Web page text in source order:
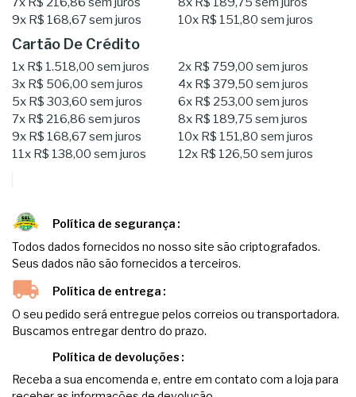
9x R$ 168,67sem juros 10x R$ 151,80 sem juros
Cartão De Crédito
1x R$ 1.518,00 sem juros 2x R$ 759,00 sem juros
3x R$ 506,00 sem juros 4x R$ 379,50 sem juros
5x R$ 303,60 sem juros 6x R$ 253,00 sem juros
7x R$ 216,86 sem juros 8x R$ 189,75 sem juros
9x R$ 168,67sem juros 10x R$ 151,80 sem juros
11x R$ 138,00 sem juros 12x R$ 126,50 sem juros
Política de segurança
Todos dados fornecidos no nosso site são criptografados.
Seus dados não são fornecidos a terceiros.
Política de entrega
O seu pedido será entregue pelos correios ou transportadora.
Buscamos entregar dentro do prazo.
Política de devoluções
Receba a sua encomenda e, entre em contato com a loja para